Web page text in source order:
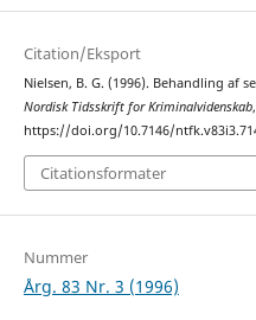
Citation/Eksport
Nielsen, B. G. (1996). Behandling af
Nordisk Tidsskrift for Kriminalvidenskab,
https://doi.org/10.7146/
Citationsformater
Nummer
Årg. 83 Nr. 3 (1996)